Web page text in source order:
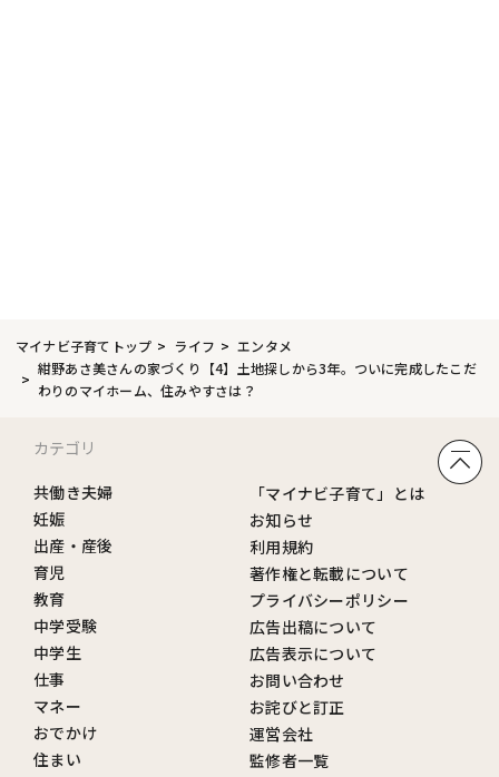
マイナビ子育てトップ ライフ
エンタメ
紺野あさ美さんの家づくり【4】土地探しから3年。ついに完成したこだ
わりのマイホーム、住みやすさは？
カテゴリ
共働き夫婦
妊娠
出産・産後
育児
教育
中学受験
中学生
仕事
マネー
おでかけ
住まい
「マイナビ子育て」とは
お知らせ
利用規約
著作権と転載について
プライバシーポリシー
広告出稿について
広告表示について
お問い合わせ
お詫びと訂正
運営会社
監修者一覧